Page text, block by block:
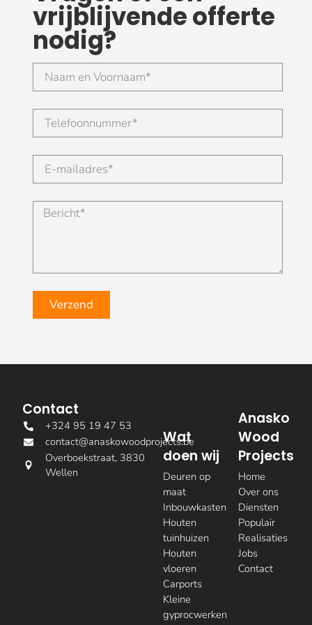
vrijblijvende offerte
nodig?
Verzend
Anasko
Wood
Projects
Home
Over ons
Diensten
Populair
Realisaties
Jobs
Contact
Wat
doen wij
Deuren op
maat
Inbouwkasten
Houten
tuinhuizen
Houten
vloeren
Carports
Kleine
gyprocwerken
Contact
+324 95 19 47 53
contact@anaskowoodprojects.be
Overboekstraat, 3830
Wellen